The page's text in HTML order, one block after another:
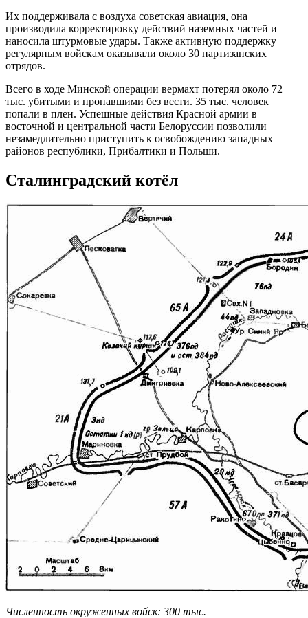
Их поддерживала с воздуха советская авиация, она
производила корректировку действий наземных частей и
наносила штурмовые удары. Также активную поддержку
регулярным войскам оказывали около 30 партизанских
отрядов.
Всего в ходе Минской операции вермахт потерял около 72
тыс. убитыми и пропавшими без вести. 35 тыс. человек
попали в плен. Успешные действия Красной армии в
восточной и центральной части Белоруссии позволили
незамедлительно приступить к освобождению западных
районов республики, Прибалтики и Польши.
Сталинградский котёл
Численность окруженных войск: 300 тыс.